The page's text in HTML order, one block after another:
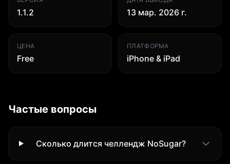
1.1.2 13 мар. 2026 г.
ЦЕНА
Free
ПЛАТФОРМА
iPhone & iPad
Частые вопросы
Сколько длится челлендж NoSugar?